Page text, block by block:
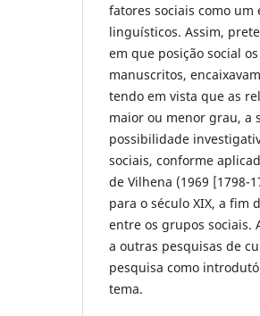
fatores sociais como
linguísticos. Assim,
em que posição social
manuscritos,
tendo em vista que as
maior ou menor grau, a
possibilidade
sociais, conforme
de Vilhena (1969 [1798-
para o século XIX, a fim
entre os grupos sociais.
a outras pesquisas de
pesquisa como
tema.